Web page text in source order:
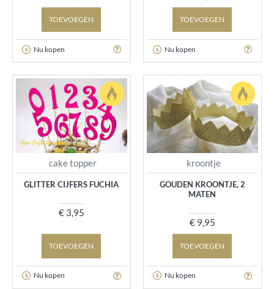
TOEVOEGEN
Nu kopen
TOEVOEGEN
Nu kopen
cake topper
GLITTER CIJFERS FUCHIA
€ 3,95
TOEVOEGEN
Nu kopen
kroontje
GOUDEN KROONTJE, 2
MATEN
€ 9,95
TOEVOEGEN
Nu kopen